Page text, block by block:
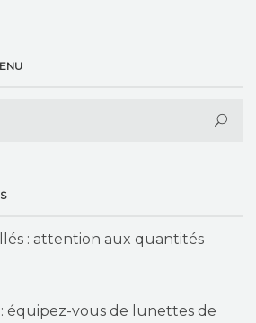
: attention aux quantités
équipez-vous de lunettes de